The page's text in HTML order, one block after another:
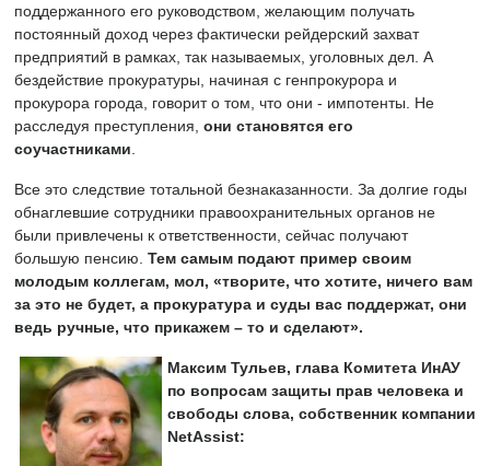
поддержанного его руководством, желающим получать
постоянный доход через фактически рейдерский захват
предприятий в рамках, так называемых, уголовных дел. А
бездействие прокуратуры, начиная с генпрокурора и
прокурора города, говорит о том, что они - импотенты. Не
расследуя преступления, они становятся его
соучастниками
Все это следствие тотальной безнаказанности. За долгие годы
обнаглевшие сотрудники правоохранительных органов не
были привлечены к ответственности, сейчас получают
большую пенсию. Тем самым подают пример своим
молодым коллегам, мол, «творите, что хотите, ничего вам
за это не будет, а прокуратура и суды вас поддержат, они
ведь ручные, что прикажем – то и сделают».
Максим Тульев, глава Комитета ИнАУ
по вопросам защиты прав человека и
свободы слова, собственник компании
NetAssist: